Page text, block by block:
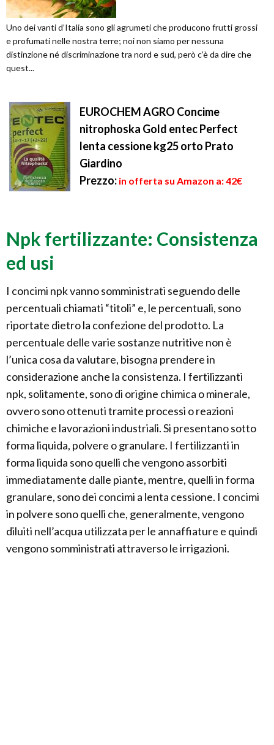
Uno dei vanti d’Italia sono gli agrumeti che producono frutti grossi
e profumati nelle nostra terre; noi non siamo per nessuna
distinzione né discriminazione tra nord e sud, però c’è da dire che
quest...
EUROCHEM AGRO Concime
nitrophoska Gold entec Perfect
lenta cessione kg25 orto Prato
Giardino
Prezzo: in offerta su Amazon a: 42€
Npk fertilizzante: Consistenza
ed usi
I concimi npk vanno somministrati seguendo delle
percentuali chiamati “titoli” e, le percentuali, sono
riportate dietro la confezione del prodotto. La
percentuale delle varie sostanze nutritive non è
l’unica cosa da valutare, bisogna prendere in
considerazione anche la consistenza. I fertilizzanti
npk, solitamente, sono di origine chimica o minerale,
ovvero sono ottenuti tramite processi o reazioni
chimiche e lavorazioni industriali. Si presentano sotto
forma liquida, polvere o granulare. I fertilizzanti in
forma liquida sono quelli che vengono assorbiti
immediatamente dalle piante, mentre, quelli in forma
granulare, sono dei concimi a lenta cessione. I concimi
in polvere sono quelli che, generalmente, vengono
diluiti nell’acqua utilizzata per le annaffiature e quindi
vengono somministrati attraverso le irrigazioni.